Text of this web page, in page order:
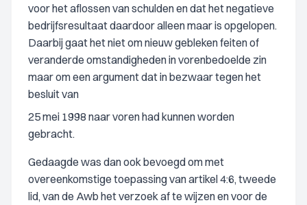
voor het aflossen van schulden en dat het negatieve
bedrijfsresultaat daardoor alleen maar is opgelopen.
Daarbij gaat het niet om nieuw gebleken feiten of
veranderde omstandigheden in vorenbedoelde zin
maar om een argument dat in bezwaar tegen het
besluit van
25 mei 1998 naar voren had kunnen worden
gebracht.
Gedaagde was dan ook bevoegd om met
overeenkomstige toepassing van artikel 4:6, tweede
lid, van de Awb het verzoek af te wijzen en voor de